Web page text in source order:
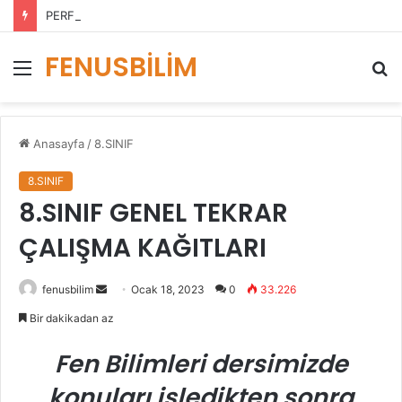
PERFORMANS DEĞERLENDİRME ÖLÇEKLERİ
Menü
FENUSBİLİM
...
Anasayfa /8.SINIF
8.SINIF
8.SINIF GENEL TEKRAR
ÇALIŞMA KAĞITLARI
fenusbilim
Bir
göndermek
Ocak 18, 2023 0 33.226
Bir dakikadan az
Fen Bilimleri dersimizde